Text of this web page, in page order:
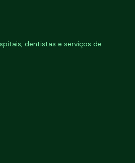
dentistas e serviços de